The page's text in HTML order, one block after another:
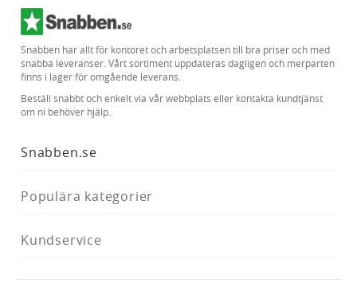
Snabben har allt för kontoret och arbetsplatsen till bra priser och med
snabba leveranser. Vårt sortiment uppdateras dagligen och merparten
finns i lager för omgående leverans.
Beställ snabbt och enkelt via vår webbplats eller kontakta kundtjänst
om ni behöver hjälp.
Snabben.se
Populära kategorier
Kundservice